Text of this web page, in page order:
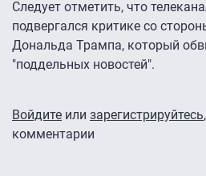
Следует отметить, что
подвергался критике со
Дональда Трампа, который
"поддельных новостей".
Войдите или зарегистрируйтесь
комментарии